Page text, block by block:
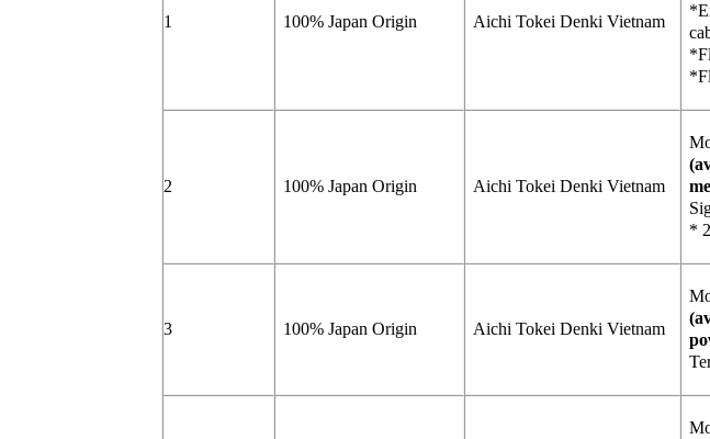
1 100% Japan Origin Aichi Tokei Denki Vietnam
2 100% Japan Origin Aichi Tokei Denki Vietnam
*
3 100% Japan Origin Aichi Tokei Denki Vietnam